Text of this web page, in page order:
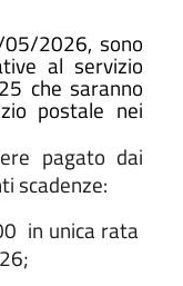
2026, sono
al servizio
che saranno
postale nei
pagato dai
scadenze:
in unica rata